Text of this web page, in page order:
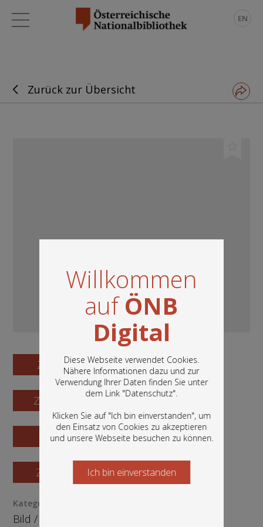
Willkommen
aufÖNB
Digital
Diese Webseite verwendet Cookies.
Nähere Informationen dazu und zur
Verwendung Ihrer Daten finden Sie unter
dem Link "Datenschutz".
Klicken Sie auf "Ich bin einverstanden", um
den Einsatz von Cookies zu akzeptieren
und unsere Webseite besuchen zu können.
In diesem Portal finden Sie die digitalen
Bestände der Österreichischen
Nationalbibliothek: Bücher, Fotografien,
Grafiken und vieles mehr.
Ich bin einverstanden
Starten Sie jetzt
EN
Zurück zur Übersicht
Zum Digitalisat
Zum Katalogisat
Zur Vorschau
Zur Bestellung
Kategorie / Medientyp
Bild/